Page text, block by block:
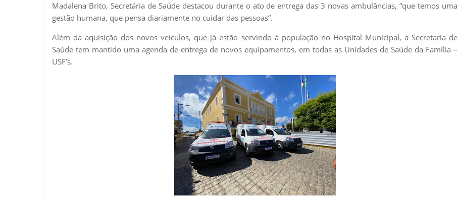
Madalena Brito, Secretária de Saúde destacou durante o ato de entrega das 3 novas ambulâncias, “que temos uma
gestão humana, que pensa diariamente no cuidar das pessoas”.
Além da aquisição dos novos veículos, que já estão servindo à população no Hospital Municipal, a Secretaria de
Saúde tem mantido uma agenda de entrega de novos equipamentos, em todas as Unidades de Saúde da Família –
USF’s.